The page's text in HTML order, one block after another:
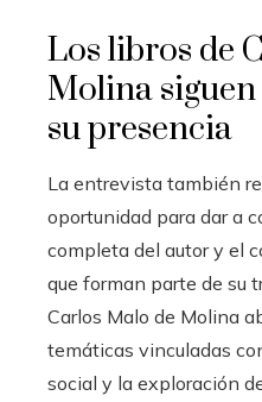
Los libros de
Molina
su presencia
La entrevista también
oportunidad para dar a
completa del autor y el
que forman parte de su
Carlos Malo de Molina
temáticas vinculadas
social y la exploración